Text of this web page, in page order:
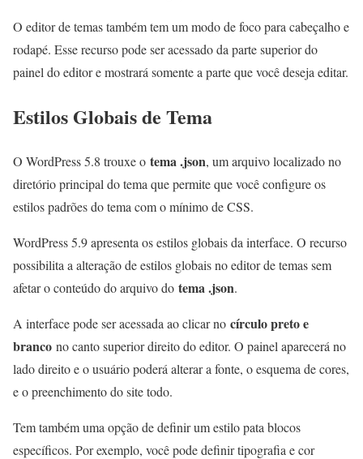
O editor de temas também tem um modo de foco para cabeçalho e
rodapé. Esse recurso pode ser acessado da parte superior do
painel do editor e mostrará somente a parte que você deseja editar.
Estilos Globais de Tema
O WordPress 5.8 trouxe o tema .json, um arquivo localizado no
diretório principal do tema que permite que você configure os
estilos padrões do tema com o mínimo de CSS.
WordPress 5.9 apresenta os estilos globais da interface. O recurso
possibilita a alteração de estilos globais no editor de temas sem
afetar o conteúdo do arquivo do tema .json.
A interface pode ser acessada ao clicar no círculo preto e
branco no canto superior direito do editor. O painel aparecerá no
lado direito e o usuário poderá alterar a fonte, o esquema de cores,
e o preenchimento do site todo.
Tem também uma opção de definir um estilo pata blocos
específicos. Por exemplo, você pode definir tipografia e cor